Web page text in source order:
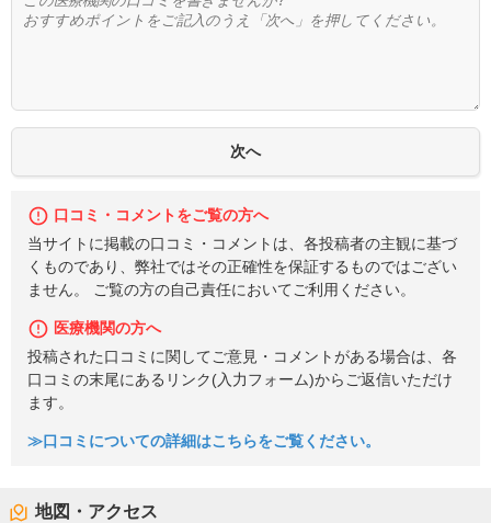
口コミ・コメントをご覧の方へ
当サイトに掲載の口コミ・コメントは、各投稿者の主観に基づ
くものであり、弊社ではその正確性を保証するものではござい
ません。 ご覧の方の自己責任においてご利用ください。
医療機関の方へ
投稿された口コミに関してご意見・コメントがある場合は、各
口コミの末尾にあるリンク(入力フォーム)からご返信いただけ
ます。
≫口コミについての詳細はこちらをご覧ください。
地図・アクセス